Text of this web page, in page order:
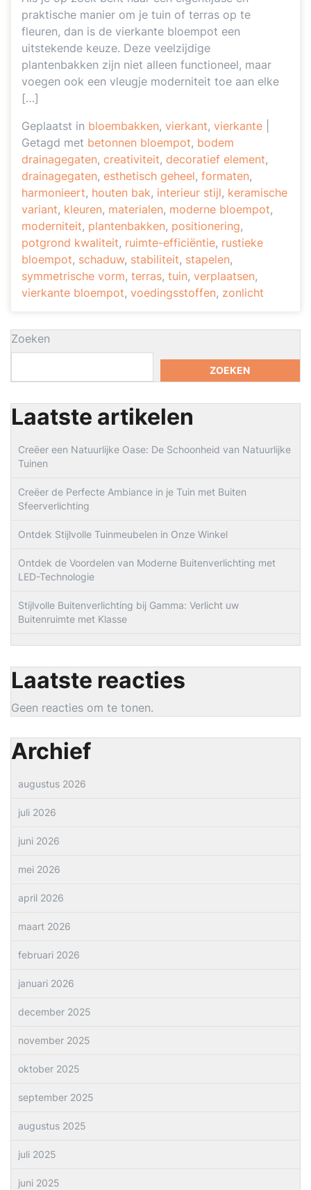
praktische manier om je tuin of terras op te
fleuren, dan is de vierkante bloempot een
uitstekende keuze. Deze veelzijdige
plantenbakken zijn niet alleen functioneel, maar
voegen ook een vleugje moderniteit toe aan elke
[…]
Geplaatst in bloembakken, vierkant, vierkante
Getagd met betonnen bloempot, bodem
drainagegaten, creativiteit, decoratief element,
drainagegaten, esthetisch geheel, formaten,
harmonieert, houten bak, interieur stijl, keramische
variant, kleuren, materialen, moderne bloempot,
moderniteit, plantenbakken, positionering,
potgrond kwaliteit, ruimte-efficiëntie, rustieke
bloempot, schaduw, stabiliteit, stapelen,
symmetrische vorm, terras, tuin, verplaatsen,
vierkante bloempot, voedingsstoffen, zonlicht
Zoeken
ZOEKEN
Laatste artikelen
Creëer een Natuurlijke Oase: De Schoonheid van Natuurlijke
Tuinen
Creëer de Perfecte Ambiance in je Tuin met Buiten
Sfeerverlichting
Ontdek Stijlvolle Tuinmeubelen in Onze Winkel
Ontdek de Voordelen van Moderne Buitenverlichting met
LED-Technologie
Stijlvolle Buitenverlichting bij Gamma: Verlicht uw
Buitenruimte met Klasse
Laatste reacties
Geen reacties om te tonen.
Archief
augustus 2026
juli 2026
juni 2026
mei 2026
april 2026
maart 2026
februari 2026
januari 2026
december 2025
november 2025
oktober 2025
september 2025
augustus 2025
juli 2025
juni 2025